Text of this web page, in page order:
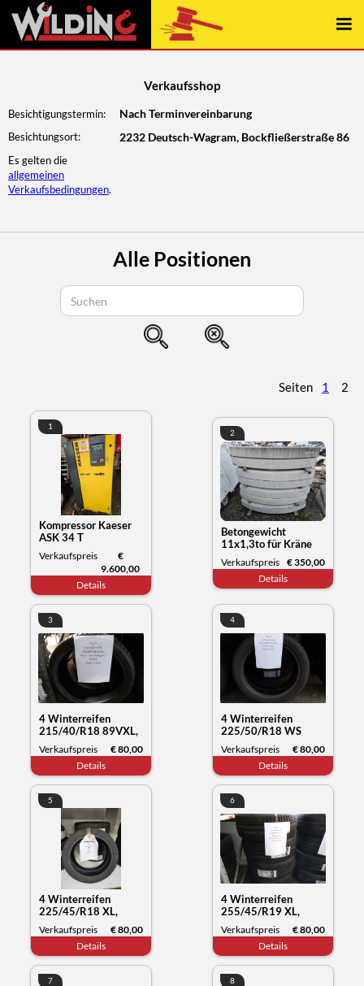
const { elementContains } = require("../../wwwroot/js/webflow");
Verkaufsshop
Besichtigungstermin: Nach Terminvereinbarung
Besichtungsort: 2232 Deutsch-Wagram, Bockfließerstraße 86
Es gelten die
allgemeinen
Verkaufsbedingungen.
Alle Positionen
Seiten 1 2
1
Kompressor Kaeser
ASK 34 T
Verkaufspreis
€
9.600,00
Details
2
Betongewicht
11x1,3to für Kräne
oder anderes
Verkaufspreis € 350,00
Details
3
4 Winterreifen
215/40/R18 89VXL,
Nexen Tyre Winguard
Sport2, Datum 15/22
Verkaufspreis
€ 80,00
Details
4
4 Winterreifen
225/50/R18 WS
71XL, Kumho Tyre,
Datum, 37/22
Verkaufspreis
€ 80,00
Details
5
4 Winterreifen
225/45/R18 XL,
Kumho Tyre
Wintercraft WP52,
Datum 19/23
Verkaufspreis
€ 80,00
Details
6
4 Winterreifen
255/45/R19 XL,
Kumho Tyre
Wintercraft WP72,
Datum 30/23
Verkaufspreis
€ 80,00
Details
7 8